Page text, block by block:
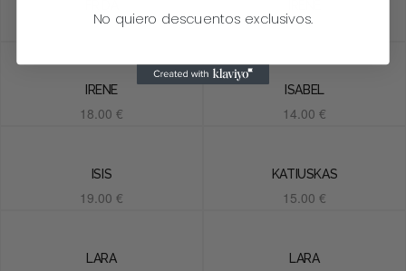
19.00 €
18.00
IRENE
18.00 €
ISABEL
14.00 €
ISIS
19.00 €
KATIUSKAS
15.00 €
LARA LARA
No quiero descuentos exclusivos.